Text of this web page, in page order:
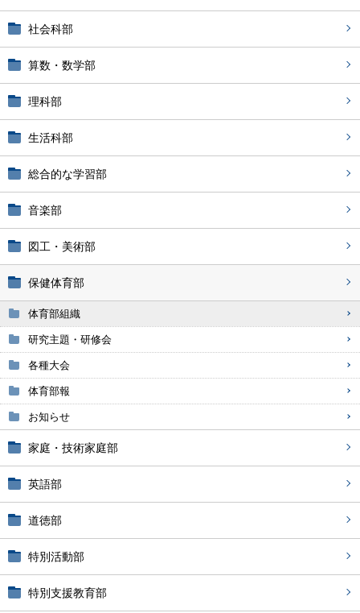
社会科部
算数・数学部
理科部
生活科部
総合的な学習部
音楽部
図工・美術部
保健体育部
体育部組織
研究主題・研修会
各種大会
体育部報
お知らせ
家庭・技術家庭部
英語部
道徳部
特別活動部
特別支援教育部